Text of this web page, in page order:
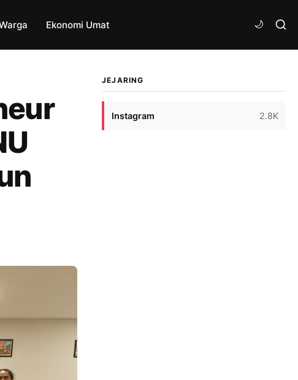
Ekonomi Umat
JEJARING
Instagram 2.8K